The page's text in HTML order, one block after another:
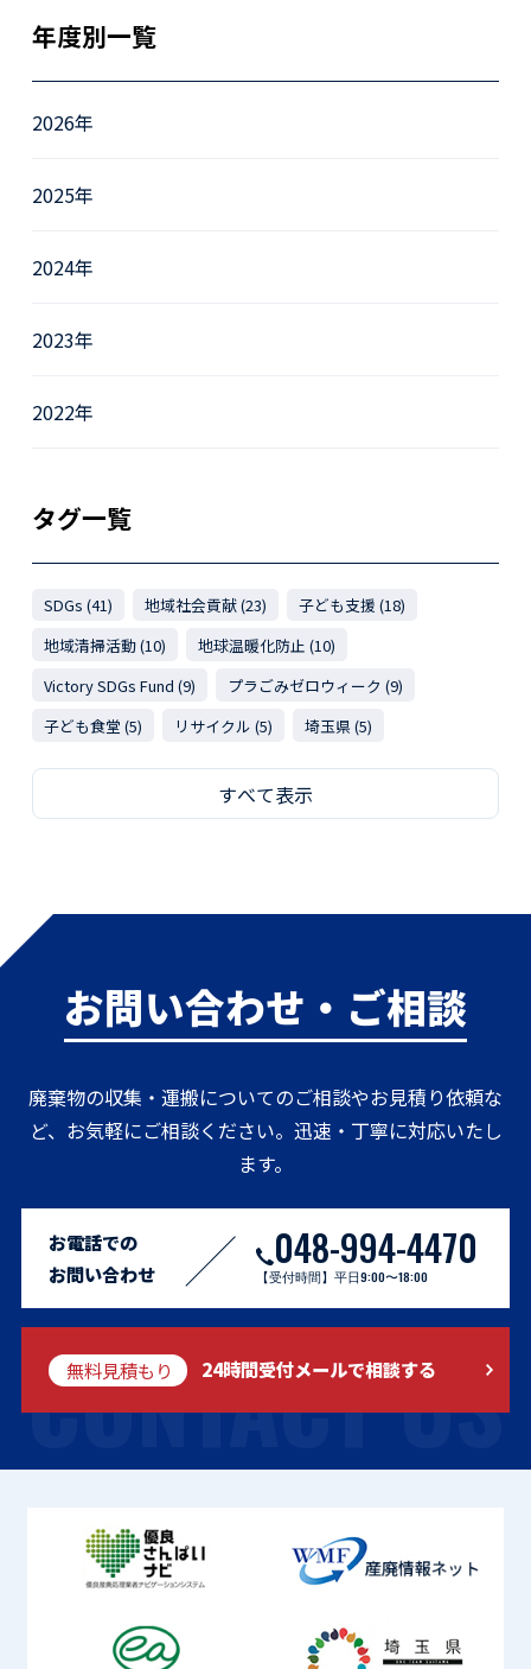
年度別一覧
2026年
2025年
2024年
2023年
2022年
タグ一覧
SDGs (41) 地域社会貢献 (23)
子ども支援 (18)
地域清掃活動 (10)
地球温暖化防止 (10)
Victory SDGs Fund (9)
プラごみゼロウィーク (9)
子ども食堂 (5)
リサイクル (5) 埼玉県 (5)
すべて表示
お問い合わせ・ご相談
廃棄物の収集・運搬についてのご相談やお見積り依頼な
ど、お気軽にご相談ください。迅速・丁寧に対応いたし
ます。
CONTACT US
お電話での
お問い合わせ
048-994-4470
【受付時間】平日9:00〜18:00
無料見積もり 24時間受付メールで相談する